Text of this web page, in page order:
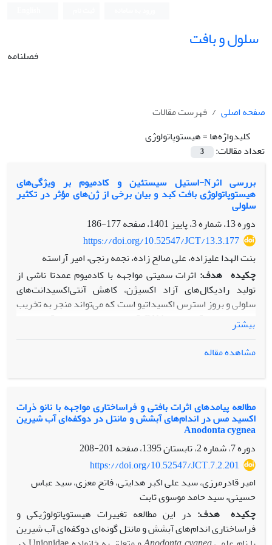
سلول و بافت
فصلنامه
صفحه اصلی
فهرست مقالات
کلیدواژه‌ها =هیستوپاتولوژی
تعداد مقالات:
3
بررسی اثرN-استیل سیستئین و کادمیوم بر ویژگی‌های
هیستوپاتولوژی بافت کبد و بیان برخی از ژن‌های مؤثر در تکثیر
سلولی
دوره 13، شماره 3، پاییز 1401، صفحه
177-186
https://doi.org/10.52547/JCT/13.3.177
بنت الهدا علیزاده، علی صالح زاده، نجمه رنجی، امیر آراسته
چکیده هدف: اثرات سمیتی مواجهه با کادمیوم عمدتا ناشی از
تولید رادیکال‌های آزاد اکسیژن، کاهش آنتی‌اکسیدانت‌های
سلولی و بروز استرس اکسیداتیو است که می‌تواند منجر به تخریب
سیستئین، به‌ عنوان یک ماده دارای خواص آنتی‌اکسیدانتی، در
بافت‌شناسی کبد و سنجش بیان ژن‌های مؤثر در آپوپتوزیس و
تقریبی 150-200 گرم در سه تیمار شامل، G1) تیمار شاهد، G2)
تیمار دریافت‌کننده کادمیوم، و G3) تیمار دریافت‌کننده هم‫زمان
هفته از مواد مورد نظر دریافت کردند. سپس نمونه‌برداری از
بافت کبد به‫منظور بررسی هیستوپاتولوژی و بررسی بیان ژن‌های
eif4e و mad1 صورت پذیرفت.
نتایج:مواجهه با کادمیوم باعث
ایجاد آسیب‌های جدی در بافت کبد موش شد که شامل پرخونی
رگ مرکزی، افزایش تعداد سلول‌های التهابی و وجود التهاب در
پارانشیم کبد بود، درحالی‌که استفاده از N-استیل سیستئین
موجب کاهش چشمگیر آسیب‌های مذکور گردید. همچنین،
بیشتر
مشاهده مقاله
مطالعه پیامدهای اثرات بافتی و فراساختاری مواجهه با نانو ذرات
اکسید مس در اندام‌های آبشش و مانتل در دوکفه‌ای آب شیرین
Anodonta cygnea
دوره 7، شماره 2، تابستان 1395، صفحه
201-208
https://doi.org/10.52547/JCT.7.2.201
امیر قادرمرزی، سید علی اکبر هدایتی، فاتح معزی، سید عباس
حسینی، سید حامد موسوی ثابت
چکیده هدف: در این مطالعه تغییرات هیستوپاتولوژیکی و
فراساختاری اندام‌های آبشش و مانتل گونه‌ای دوکفه‌ای آب شیرین